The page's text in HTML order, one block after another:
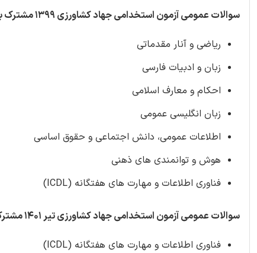
سوالات عمومی آزمون استخدامی جهاد کشاورزی 1399 مشترک با هشتمین آزمون فراگیر دستگاه های اجرایی شامل 268 سوال حاوی دروس:
ریاضی و آنار مقدماتی
زبان و ادبیات فارسی
احکام و معارف اسلامی
زبان انگلیسی عمومی
اطلاعات عمومی، دانش اجتماعی و حقوق اساسی
هوش و توانمندی های ذهنی
فناوری اطلاعات و مهارت های هفتگانه (ICDL)
سوالات عمومی آزمون استخدامی جهاد کشاورزی تیر 1401 مشترک با نهمین آزمون فراگیر دستگاه های اجرایی شامل 56 سوال حاوی دروس:
فناوری اطلاعات و مهارت های هفتگانه (ICDL)